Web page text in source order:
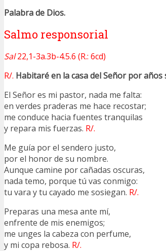
Palabra de Dios.
Salmo responsorial
Sal22,1-3a.3b-4.5.6 (R.: 6cd)
R/. Habitaré en la casa del Señor por
El Señor es mi pastor, nada me falta:
en verdes praderas me hace recostar;
me conduce hacia fuentes tranquilas
y repara mis fuerzas. R/.
Me guía por el sendero justo,
por el honor de su nombre.
Aunque camine por cañadas oscuras,
nada temo, porque tú vas conmigo:
tu vara y tu cayado me sosiegan. R/.
Preparas una mesa ante mí,
enfrente de mis enemigos;
me unges la cabeza con perfume,
y mi copa rebosa. R/.